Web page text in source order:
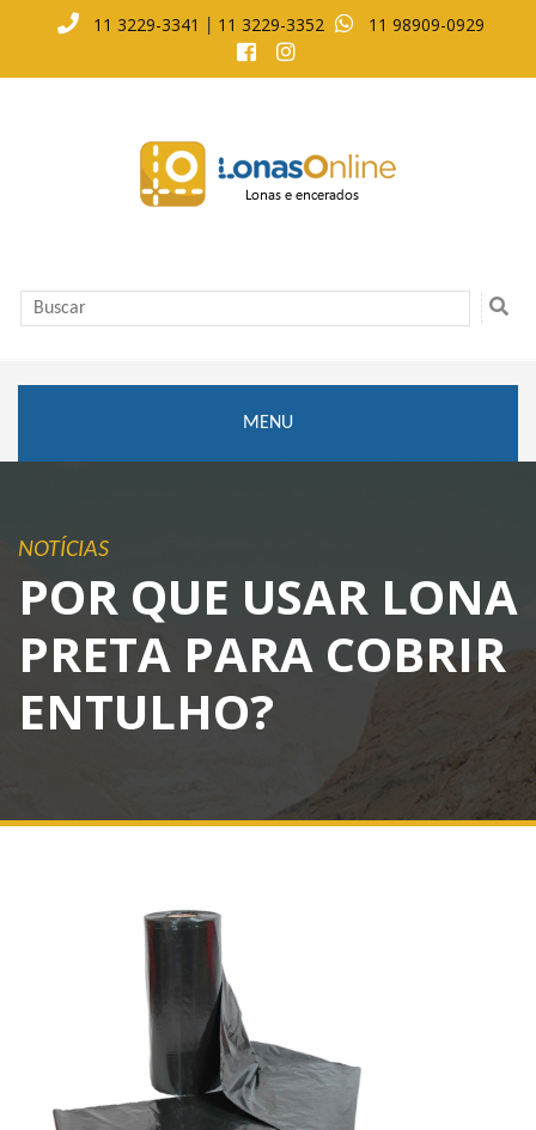
11 3229-3341 11 3229-3352 11 98909-0929
MENU
NOTÍCIAS
POR QUE USAR LONA
PRETA PARA COBRIR
ENTULHO?